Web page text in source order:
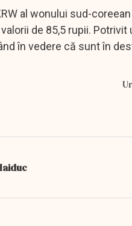
al wonului sud-
de 85,5 rupii.
în vedere că sunt în